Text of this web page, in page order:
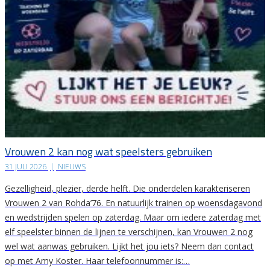
Vrouwen 2 kan nog wat speelsters gebruiken
31 JULI 2026 | NIEUWS
Gezelligheid, plezier, derde helft. Die onderdelen karakteriseren
Vrouwen 2 van Rohda’76. En natuurlijk trainen op woensdagavond
en wedstrijden spelen op zaterdag. Maar om iedere zaterdag met
elf speelster binnen de lijnen te verschijnen, kan Vrouwen 2 nog
wel wat aanwas gebruiken. Lijkt het jou iets? Neem dan contact
op met Amy Koster. Haar telefoonnummer is:…